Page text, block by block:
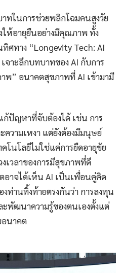
ทในการช่วยพลิกโฉมคนสูงวัย
ให้อายุยืนอย่างมีคุณภาพ ทั้ง
ศทาง “Longevity Tech: AI
จาะลึกบทบาทของ AI กับการ
พ” อนาคตสุขภาพที่ AI เข้ามามี
ปัญหาที่จับต้องได้ เช่น การ
วามเหงา แต่ยังต้องมีมนุษย์
โนโลยีไม่ใช่แค่การยืดอายุขัย
เวลาของการมีสุขภาพที่ดี
าจได้เห็น AI เป็นเพื่อนคู่คิด
ท่านทิ้งท้ายตรงกันว่า การลงทุน
พัฒนาความรู้ของตนเองตั้งแต่
นาคต